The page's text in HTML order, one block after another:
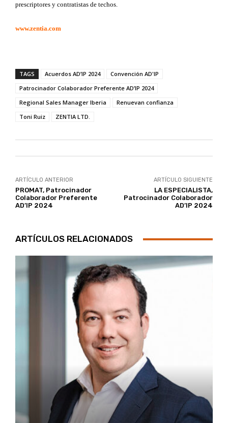
prescriptores y contratistas de techos.
www.zentia.com
TAGS Acuerdos AD’IP 2024
Convención AD'IP
Patrocinador Colaborador Preferente AD’IP 2024
Regional Sales Manager Iberia
Renuevan confianza
Toni Ruiz
ZENTIA LTD.
ARTÍCULO ANTERIOR
PROMAT, Patrocinador
Colaborador Preferente
AD’IP 2024
ARTÍCULO SIGUIENTE
LA ESPECIALISTA,
Patrocinador Colaborador
AD’IP 2024
ARTÍCULOS RELACIONADOS